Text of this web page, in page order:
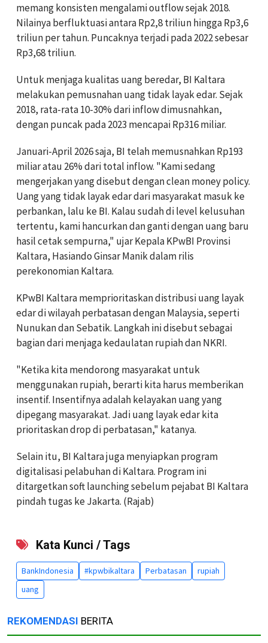
memang konsisten mengalami outflow sejak 2018.
Nilainya berfluktuasi antara Rp2,8 triliun hingga Rp3,6
triliun per tahun. Puncaknya terjadi pada 2022 sebesar
Rp3,68 triliun.
Untuk menjaga kualitas uang beredar, BI Kaltara
melakukan pemusnahan uang tidak layak edar. Sejak
2018, rata-rata 10-30% dari inflow dimusnahkan,
dengan puncak pada 2023 mencapai Rp316 miliar.
Januari-April 2026 saja, BI telah memusnahkan Rp193
miliar atau 26% dari total inflow. "Kami sedang
mengerjakan yang disebut dengan clean money policy.
Uang yang tidak layak edar dari masyarakat masuk ke
perbankan, lalu ke BI. Kalau sudah di level kelusuhan
tertentu, kami hancurkan dan ganti dengan uang baru
hasil cetak sempurna," ujar Kepala KPwBI Provinsi
Kaltara, Hasiando Ginsar Manik dalam rilis
perekonomian Kaltara.
KPwBI Kaltara memprioritaskan distribusi uang layak
edar di wilayah perbatasan dengan Malaysia, seperti
Nunukan dan Sebatik. Langkah ini disebut sebagai
bagian dari menjaga kedaulatan rupiah dan NKRI.
"Ketika kita mendorong masyarakat untuk
menggunakan rupiah, berarti kita harus memberikan
insentif. Insentifnya adalah kelayakan uang yang
dipegang masyarakat. Jadi uang layak edar kita
prioritaskan drop di perbatasan," katanya.
Selain itu, BI Kaltara juga menyiapkan program
digitalisasi pelabuhan di Kaltara. Program ini
ditargetkan soft launching sebelum pejabat BI Kaltara
pindah tugas ke Jakarta. (Rajab)
Kata Kunci / Tags
BankIndonesia #kpwbikaltara Perbatasan
rupiah
uang
REKOMENDASI BERITA